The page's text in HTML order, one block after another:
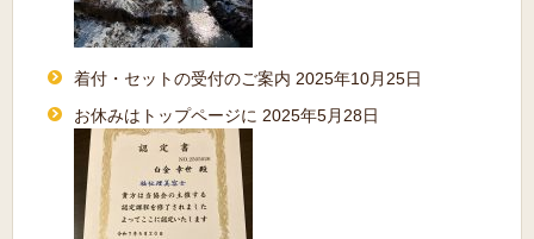
着付・セットの受付のご案内 2025年10月25日
お休みはトップページに 2025年5月28日